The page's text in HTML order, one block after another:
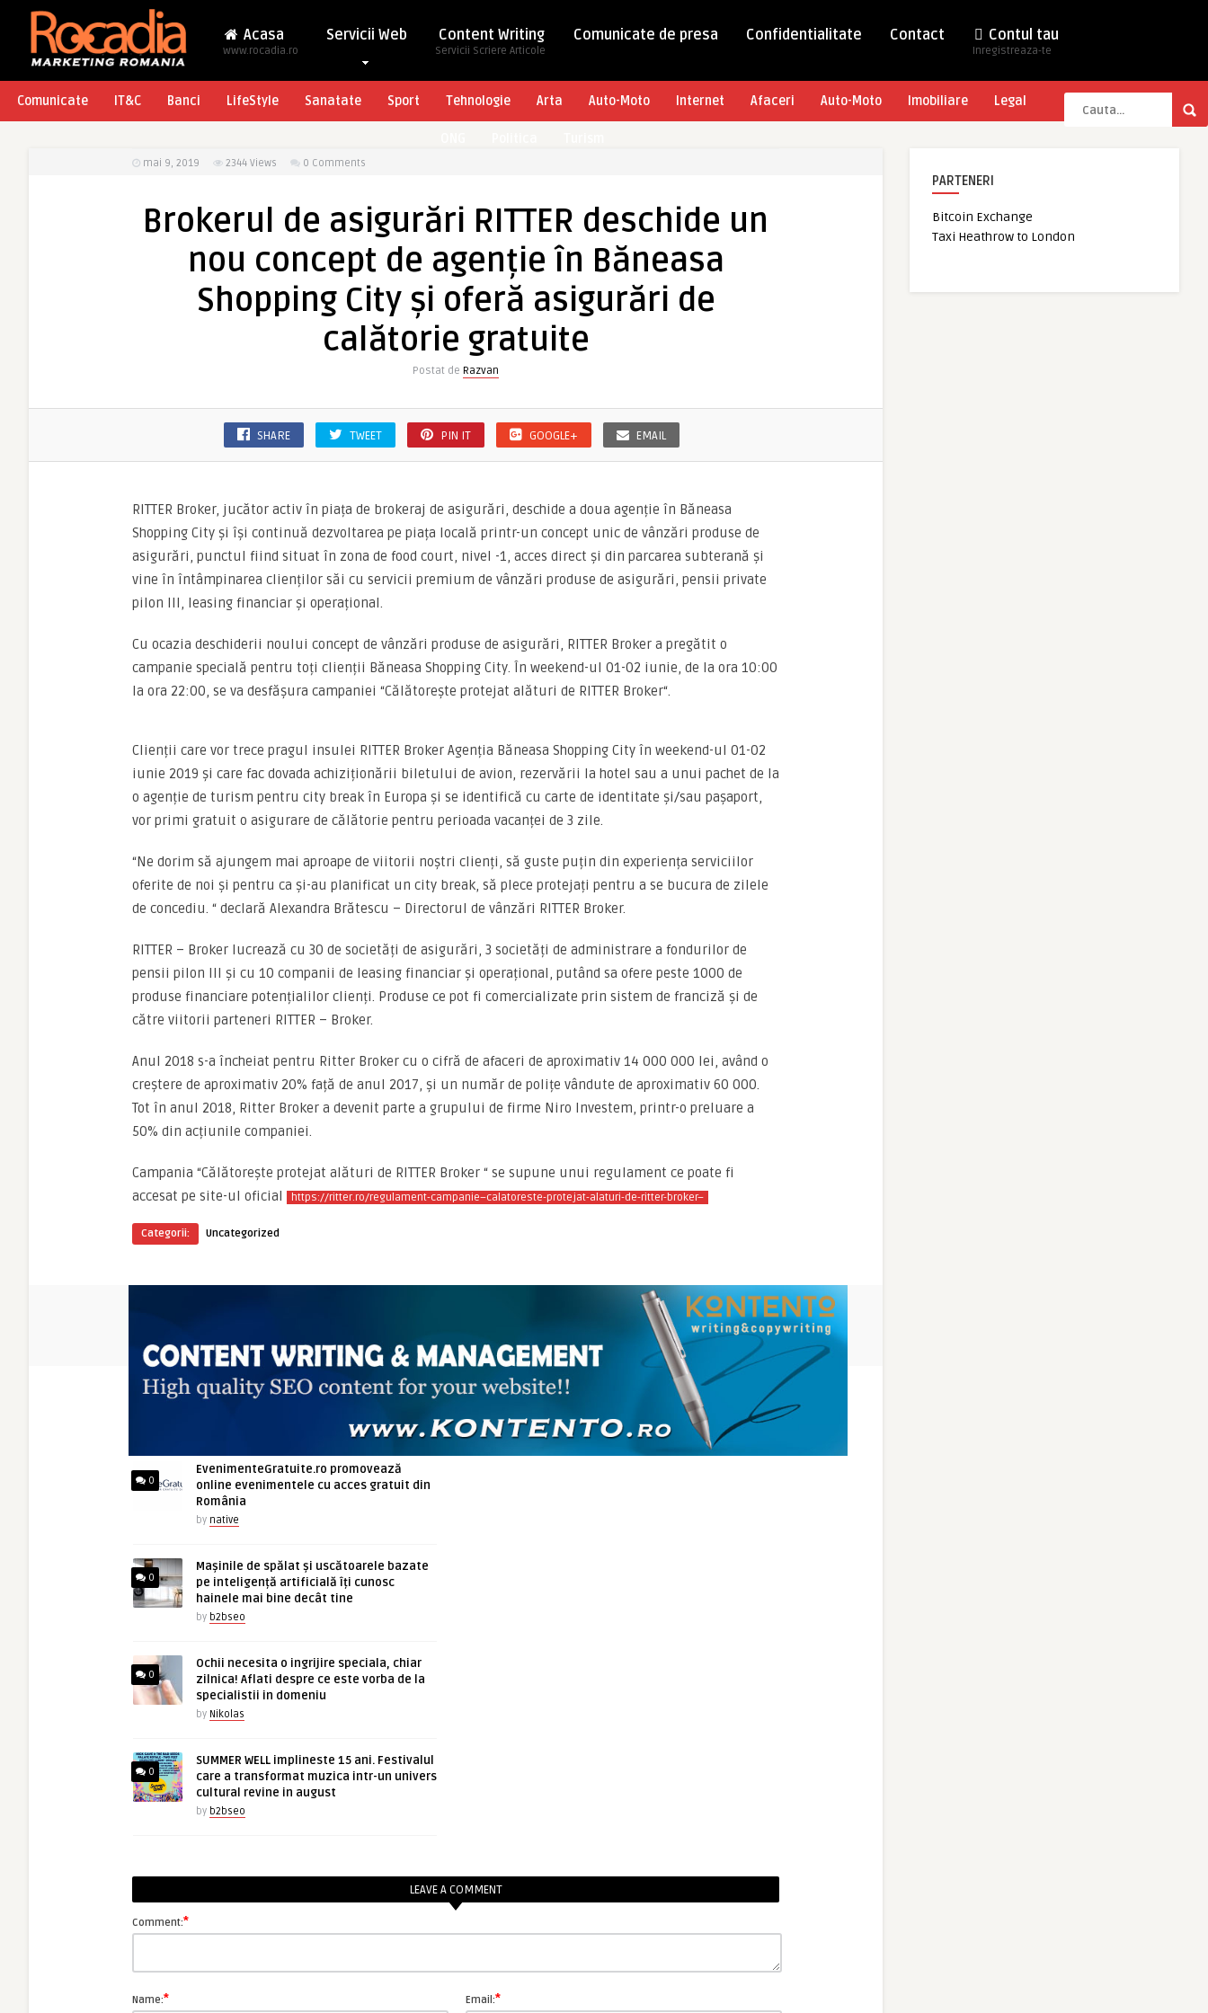
Acasa
www.rocadia.ro
Servicii Web Content Writing
Servicii Scriere Articole
Comunicate de presa Confidentialitate Contact Contul tau
Inregistreaza-te
Comunicate IT&C Banci LifeStyle Sanatate Sport Tehnologie Arta Auto-Moto Internet Afaceri Auto-Moto Imobiliare Legal
mai 9, 2019 2344 Views 0 Comments
Brokerul de asigurări RITTER deschide un
nou concept de agenție în Băneasa
Shopping City și oferă asigurări de
calătorie gratuite
Postat de Razvan
SHARE TWEET PIN IT GOOGLE+ EMAIL
RITTER Broker, jucător activ în piața de brokeraj de asigurări, deschide a doua agenție în Băneasa
Shopping City și își continuă dezvoltarea pe piața locală printr-un concept unic de vânzări produse de
asigurări, punctul fiind situat în zona de food court, nivel -1, acces direct și din parcarea subterană și
vine în întâmpinarea clienților săi cu servicii premium de vânzări produse de asigurări, pensii private
pilon III, leasing financiar și operațional.
Cu ocazia deschiderii noului concept de vânzări produse de asigurări, RITTER Broker a pregătit o
campanie specială pentru toți clienții Băneasa Shopping City. În weekend-ul 01-02 iunie, de la ora 10:00
la ora 22:00, se va desfășura campaniei “Călătorește protejat alături de RITTER Broker“.
Clienții care vor trece pragul insulei RITTER Broker Agenția Băneasa Shopping City în weekend-ul 01-02
iunie 2019 și care fac dovada achiziționării biletului de avion, rezervării la hotel sau a unui pachet de la
o agenție de turism pentru city break în Europa și se identifică cu carte de identitate și/sau pașaport,
vor primi gratuit o asigurare de călătorie pentru perioada vacanței de 3 zile.
“Ne dorim să ajungem mai aproape de viitorii noștri clienți, să guste puțin din experiența serviciilor
oferite de noi și pentru ca și-au planificat un city break, să plece protejați pentru a se bucura de zilele
de concediu. “ declară Alexandra Brătescu – Directorul de vânzări RITTER Broker.
RITTER – Broker lucrează cu 30 de societăți de asigurări, 3 societăți de administrare a fondurilor de
pensii pilon III și cu 10 companii de leasing financiar și operațional, putând sa ofere peste 1000 de
produse financiare potențialilor clienți. Produse ce pot fi comercializate prin sistem de franciză și de
către viitorii parteneri RITTER – Broker.
Anul 2018 s-a încheiat pentru Ritter Broker cu o cifră de afaceri de aproximativ 14 000 000 lei, având o
creștere de aproximativ 20% față de anul 2017, și un număr de polițe vândute de aproximativ 60 000.
Tot în anul 2018, Ritter Broker a devenit parte a grupului de firme Niro Investem, printr-o preluare a
50% din acțiunile companiei.
Campania “Călătorește protejat alături de RITTER Broker “ se supune unui regulament ce poate fi
accesat pe site-ul oficial
https://ritter.ro/regulament-campanie–calatoreste-protejat-alaturi-de-ritter-broker–
Categorii: Uncategorized
0
EvenimenteGratuite.ro promovează
online evenimentele cu acces gratuit din
România
by native
0
Mașinile de spălat și uscătoarele bazate
pe inteligență artificială îți cunosc
hainele mai bine decât tine
by b2bseo
0
Ochii necesita o ingrijire speciala, chiar
zilnica! Aflati despre ce este vorba de la
specialistii in domeniu
by Nikolas
0
SUMMER WELL implineste 15 ani. Festivalul
care a transformat muzica intr-un univers
cultural revine in august
by b2bseo
ARTICOLE ASEMANATOARE
LEAVE A COMMENT
Comment:*
Name:* Email:*
PARTENERI
Bitcoin Exchange
Taxi Heathrow to London